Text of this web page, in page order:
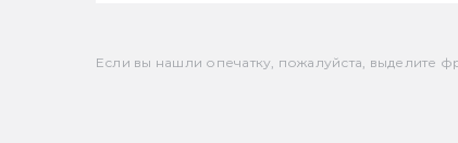
Если вы нашли опечатку, пожалуйста, выделите